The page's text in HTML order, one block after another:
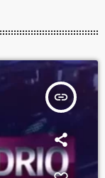
insert_link